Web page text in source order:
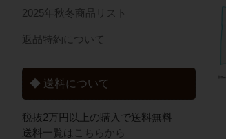
2025年秋冬商品リスト
返品特約について
◆ 送料について
税抜2万円以上の購入で送料無料
送料一覧は こちらから